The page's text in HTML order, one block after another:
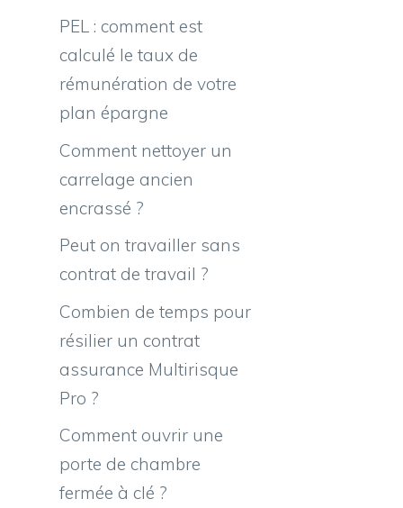
PEL : comment est
calculé le taux de
rémunération de votre
plan épargne
Comment nettoyer un
carrelage ancien
encrassé ?
Peut on travailler sans
contrat de travail ?
Combien de temps pour
résilier un contrat
assurance Multirisque
Pro ?
Comment ouvrir une
porte de chambre
fermée à clé ?